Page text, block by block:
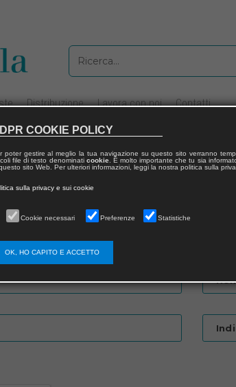
Distribuzione Lavora con noi Contatti
sul sito
COOKIE POLICY
poter gestire al meglio la tua navigazione su questo sito verranno
file di testo denominati cookie. È molto importante che tu sia
sito Web. Per ulteriori informazioni, leggi la nostra politica sulla
sulla privacy e sui cookie
Cookie necessari Preferenze Statistiche
OK, HO CAPITO E ACCETTO